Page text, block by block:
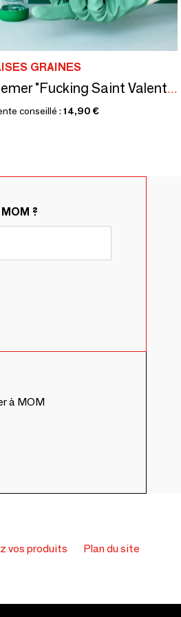
GRAINES
Kit à semer "Fucking Saint Valentin"Fabriqué en France
conseillé : 14,90 €
?
à MOM
vos produits Plan du site